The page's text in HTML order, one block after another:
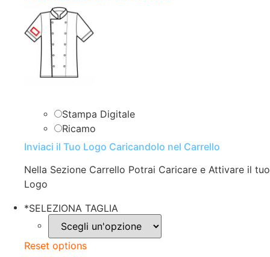
Stampa Digitale
Ricamo
Inviaci il Tuo Logo Caricandolo nel Carrello
Nella Sezione Carrello Potrai Caricare e Attivare il tuo
Logo
*SELEZIONA TAGLIA
Reset options